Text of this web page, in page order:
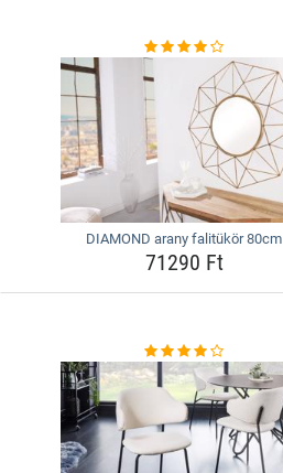
DIAMOND arany falitükör 80cm
71290 Ft